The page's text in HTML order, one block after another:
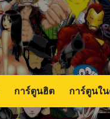
การ์ตูนฮิต การ์ตูนใ